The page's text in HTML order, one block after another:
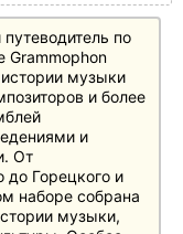
по
Grammophon
музыки
и более
и
От
до Горецкого и
наборе собрана
музыки,